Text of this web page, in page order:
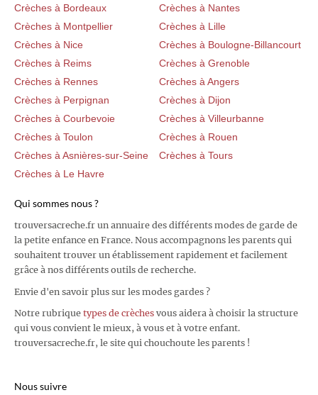
Crèches à Bordeaux
Crèches à Nantes
Crèches à Montpellier
Crèches à Lille
Crèches à Nice
Crèches à Boulogne-Billancourt
Crèches à Reims
Crèches à Grenoble
Crèches à Rennes
Crèches à Angers
Crèches à Perpignan
Crèches à Dijon
Crèches à Courbevoie
Crèches à Villeurbanne
Crèches à Toulon
Crèches à Rouen
Crèches à Asnières-sur-Seine
Crèches à Tours
Crèches à Le Havre
Qui sommes nous ?
trouversacreche.fr un annuaire des différents modes de garde de
la petite enfance en France. Nous accompagnons les parents qui
souhaitent trouver un établissement rapidement et facilement
grâce à nos différents outils de recherche.
Envie d'en savoir plus sur les modes gardes ?
Notre rubrique types de crèches vous aidera à choisir la structure
qui vous convient le mieux, à vous et à votre enfant.
trouversacreche.fr, le site qui chouchoute les parents !
Nous suivre